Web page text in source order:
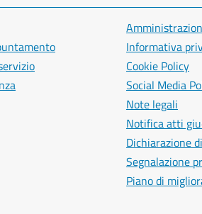
Informativa
Cookie Policy
Social Media
Note legali
Notifica atti
Dichiarazione
Segnalazione
Piano di